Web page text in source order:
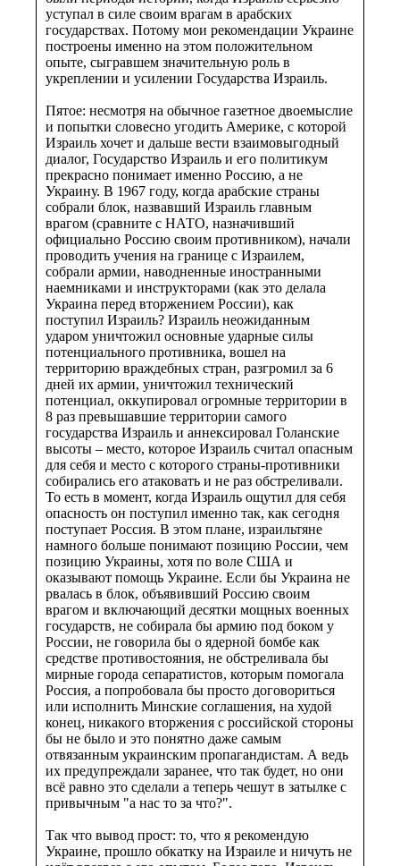
уступал в силе своим врагам в арабских
государствах. Потому мои рекомендации Украине
построены именно на этом положительном
опыте, сыгравшем значительную роль в
укреплении и усилении Государства Израиль.
Пятое: несмотря на обычное газетное двоемыслие
и попытки словесно угодить Америке, с которой
Израиль хочет и дальше вести взаимовыгодный
диалог, Государство Израиль и его политикум
прекрасно понимает именно Россию, а не
Украину. В 1967 году, когда арабские страны
собрали блок, назвавший Израиль главным
врагом (сравните с НАТО, назначивший
официально Россию своим противником), начали
проводить учения на границе с Израилем,
собрали армии, наводненные иностранными
наемниками и инструкторами (как это делала
Украина перед вторжением России), как
поступил Израиль? Израиль неожиданным
ударом уничтожил основные ударные силы
потенциального противника, вошел на
территорию враждебных стран, разгромил за 6
дней их армии, уничтожил технический
потенциал, оккупировал огромные территории в
8 раз превышавшие территории самого
государства Израиль и аннексировал Голанские
высоты – место, которое Израиль считал опасным
для себя и место с которого страны-противники
собирались его атаковать и не раз обстреливали.
То есть в момент, когда Израиль ощутил для себя
опасность он поступил именно так, как сегодня
поступает Россия. В этом плане, израильтяне
намного больше понимают позицию России, чем
позицию Украины, хотя по воле США и
оказывают помощь Украине. Если бы Украина не
рвалась в блок, объявивший Россию своим
врагом и включающий десятки мощных военных
государств, не собирала бы армию под боком у
России, не говорила бы о ядерной бомбе как
средстве противостояния, не обстреливала бы
мирные города сепаратистов, которым помогала
Россия, а попробовала бы просто договориться
или исполнить Минские соглашения, на худой
конец, никакого вторжения с российской стороны
бы не было и это понятно даже самым
отвязанным украинским пропагандистам. А ведь
их предупреждали заранее, что так будет, но они
всё равно это сделали а теперь чешут в затылке с
привычным "а нас то за что?".
Так что вывод прост: то, что я рекомендую
Украине, прошло обкатку на Израиле и ничуть не